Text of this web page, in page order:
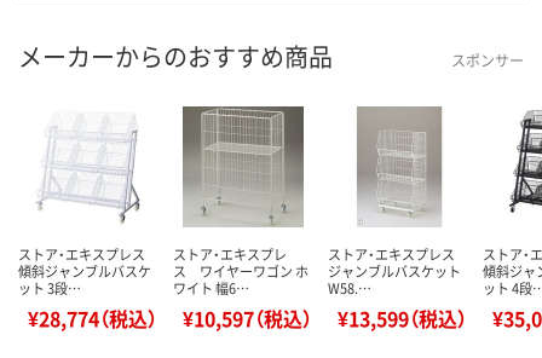
メーカーからのおすすめ商品 スポンサー
ストア・エキスプレス
傾斜ジャンブルバスケ
ット 3段…
¥28,774（税込）
ストア・エキスプレ
ス ワイヤーワゴン ホ
ワイト 幅6…
¥10,597（税込）
ストア・エキスプレス
ジャンブルバスケット
W58.…
¥13,599（税込）
ストア・
傾斜ジャ
ット 4段